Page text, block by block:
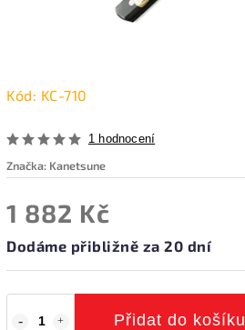
Kód: KC-710
1 hodnocení
Značka: Kanetsune
1 882 Kč
Dodáme přibližně za 20 dní
Přidat do košíku